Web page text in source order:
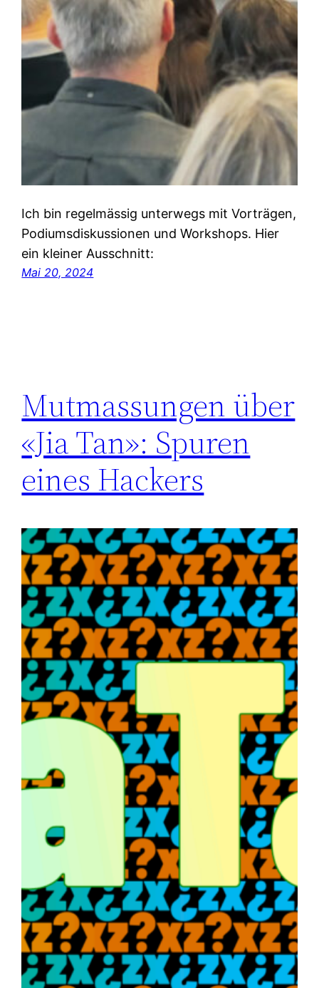
Ich bin regelmässig unterwegs mit Vorträgen,
Podiumsdiskussionen und Workshops. Hier
ein kleiner Ausschnitt:
Mai 20, 2024
Mutmassungen über
«Jia Tan»: Spuren
eines Hackers